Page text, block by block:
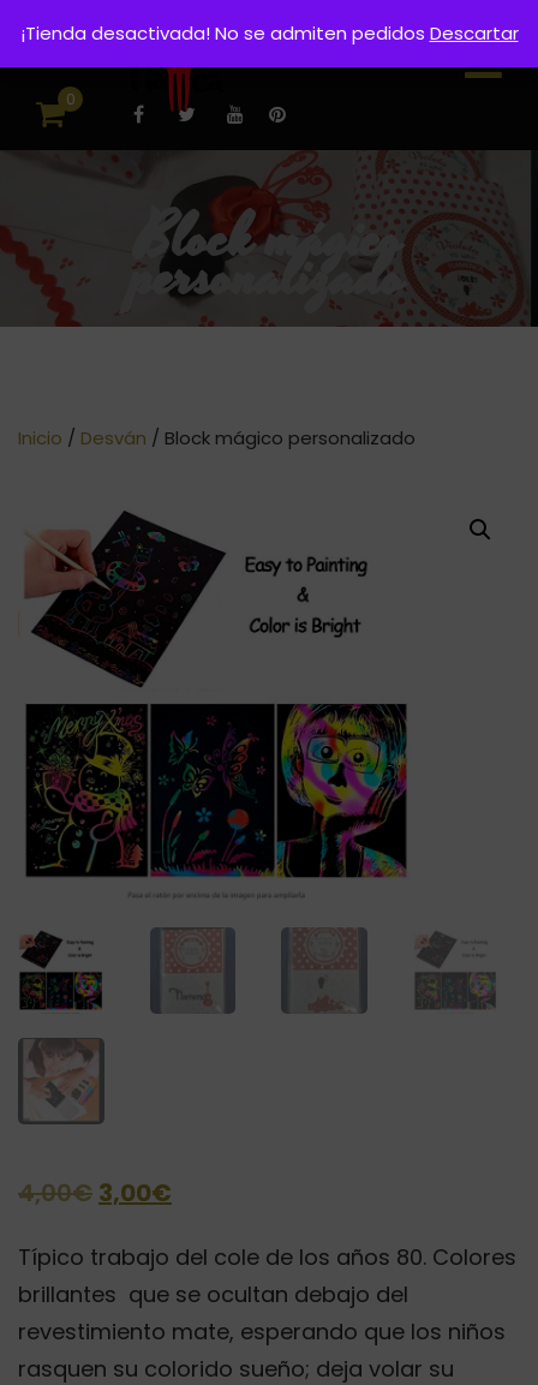
0
Block mágico
personalizado
Inicio / Desván / Block mágico personalizado
4,00€ El
original
era:
4,00€.
3,00€
actual
3,00€.
Típico trabajo del cole de los años 80. Colores
brillantes que se ocultan debajo del
revestimiento mate, esperando que los niños
rasquen su colorido sueño; deja volar su
¡Tienda desactivada! No se admiten pedidos Descartar